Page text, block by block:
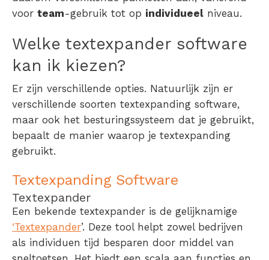
voor team-gebruik tot op individueel niveau.
Welke textexpander software
kan ik kiezen?
Er zijn verschillende opties. Natuurlijk zijn er
verschillende soorten textexpanding software,
maar ook het besturingssysteem dat je gebruikt,
bepaalt de manier waarop je textexpanding
gebruikt.
Textexpanding Software
Textexpander
Een bekende textexpander is de gelijknamige
‘Textexpander’. Deze tool helpt zowel bedrijven
als individuen tijd besparen door middel van